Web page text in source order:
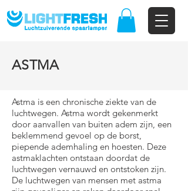
ASTMA
Astma is een chronische ziekte van de
luchtwegen. Astma wordt gekenmerkt
door aanvallen van buiten adem zijn, een
beklemmend gevoel op de borst,
piepende ademhaling en hoesten. Deze
astmaklachten ontstaan doordat de
luchtwegen vernauwd en ontstoken zijn.
De luchtwegen van mensen met astma